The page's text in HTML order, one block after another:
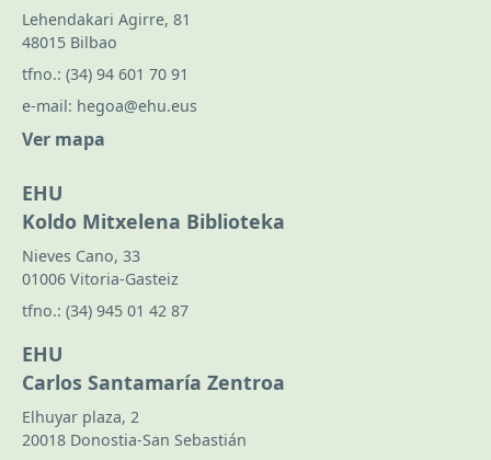
Lehendakari Agirre, 81
48015 Bilbao
tfno.: (34) 94 601 70 91
e-mail: hegoa@ehu.eus
Ver mapa
EHU
Koldo Mitxelena Biblioteka
Nieves Cano, 33
01006 Vitoria-Gasteiz
tfno.: (34) 945 01 42 87
EHU
Carlos Santamaría Zentroa
Elhuyar plaza, 2
20018 Donostia-San Sebastián